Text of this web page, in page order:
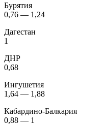
Бурятия
0,76 — 1,24
Дагестан
1
ДНР
0,68
Ингушетия
1,64 — 1,88
Кабардино-Балкария
0,88 — 1